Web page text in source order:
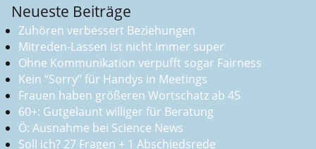
Neueste Beiträge
Zuhören verbessert Beziehungen
Mitreden-Lassen ist nicht immer super
Ohne Kommunikation verpufft sogar Fairness
Kein “Sorry” für Handys in Meetings
Frauen haben größeren Wortschatz ab 45
60+: Gutgelaunt williger für Beratung
Ö: Ausnahme bei Science News
Soll ich? 27 Fragen + 1 Abschiedsrede